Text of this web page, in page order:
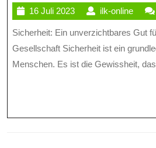
Eine
16 Juli 202316
Juli
2023
ilk-onlineilk-
online
Sicherheit: Ein unverzichtbares Gut für eine stabile
Gesellschaft Sicherheit ist ein
Menschen. Es ist die Gewissheit,